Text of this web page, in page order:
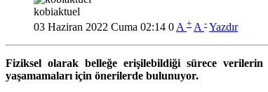
kobiaktuel
03 Haziran 2022 Cuma 02:14 0 A + A - Yazdır
Fiziksel olarak belleğe erişilebildiği sürece
yaşamamaları için önerilerde bulunuyor.